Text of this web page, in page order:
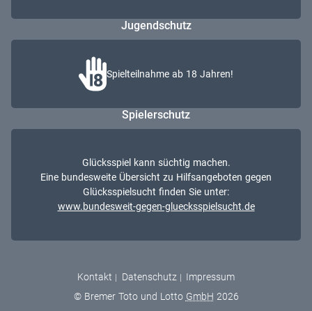
Jugendschutz
Spielteilnahme ab 18 Jahren!
Spielerschutz
Glücksspiel kann süchtig machen.
Eine bundesweite Übersicht zu Hilfsangeboten gegen
Glücksspielsucht finden Sie unter:
www.bundesweit-gegen-gluecksspielsucht.de
Kontakt Datenschutz
Impressum
© Bremer Toto und Lotto GmbH 2026